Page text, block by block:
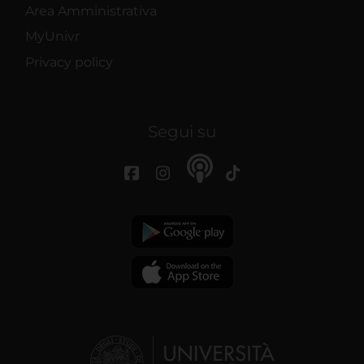
Area Amministrativa
MyUnivr
Privacy policy
Segui su